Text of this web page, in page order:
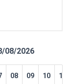
08/2026
08 09 10 11